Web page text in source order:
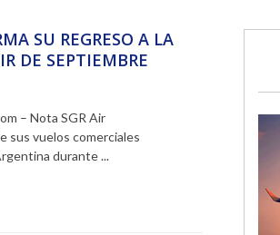
RICARDO CIRIELLI
SU REGRESO A LA
DE SEPTIEMBRE
– Nota SGR Air
sus vuelos comerciales
durante ...